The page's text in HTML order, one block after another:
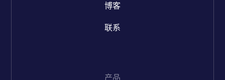
博客
联系
产品